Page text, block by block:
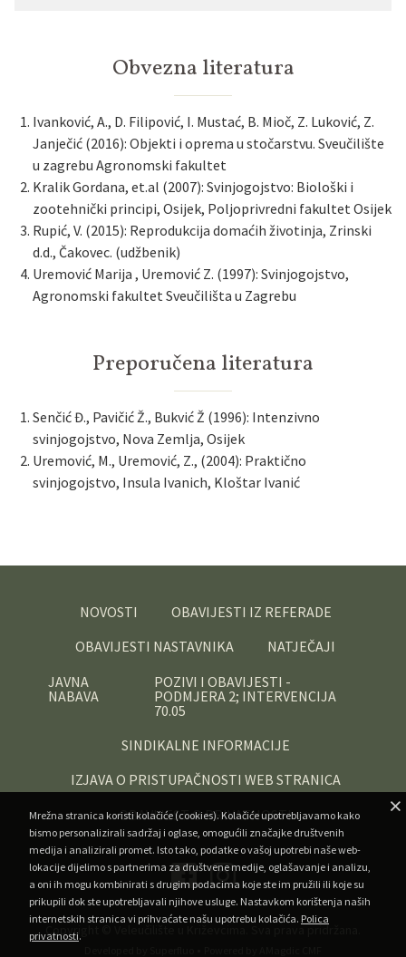
Obvezna literatura
Ivanković, A., D. Filipović, I. Mustać, B. Mioč, Z. Luković, Z.
Janječić (2016): Objekti i oprema u stočarstvu. Sveučilište
u zagrebu Agronomski fakultet
Kralik Gordana, et.al (2007): Svinjogojstvo: Biološki i
zootehnički principi, Osijek, Poljoprivredni fakultet Osijek
Rupić, V. (2015): Reprodukcija domaćih životinja, Zrinski
d.d., Čakovec. (udžbenik)
Uremović Marija , Uremović Z. (1997): Svinjogojstvo,
Agronomski fakultet Sveučilišta u Zagrebu
Preporučena literatura
Senčić Đ., Pavičić Ž., Bukvić Ž (1996): Intenzivno
svinjogojstvo, Nova Zemlja, Osijek
Uremović, M., Uremović, Z., (2004): Praktično
svinjogojstvo, Insula Ivanich, Kloštar Ivanić
NOVOSTI
OBAVIJESTI IZ REFERADE
OBAVIJESTI NASTAVNIKA
NATJEČAJI
JAVNA
NABAVA
POZIVI I OBAVIJESTI -
PODMJERA 2; INTERVENCIJA
70.05
SINDIKALNE INFORMACIJE
IZJAVA O PRISTUPAČNOSTI WEB STRANICA
OBAVIJEST O PRIVATNOSTI
Copyright © Veleučilište u Križevcima . Sva prava pridržana.
Mrežna stranica koristi kolačiće (cookies). Kolačiće upotrebljavamo kako
bismo personalizirali sadržaj i oglase, omogućili značajke društvenih
medija i analizirali promet. Isto tako, podatke o vašoj upotrebi naše web-
lokacije dijelimo s partnerima za društvene medije, oglašavanje i analizu,
a oni ih mogu kombinirati s drugim podacima koje ste im pružili ili koje su
prikupili dok ste upotrebljavali njihove usluge. Nastavkom korištenja naših
internetskih stranica vi prihvaćate našu upotrebu kolačića. Polica
privatnosti.